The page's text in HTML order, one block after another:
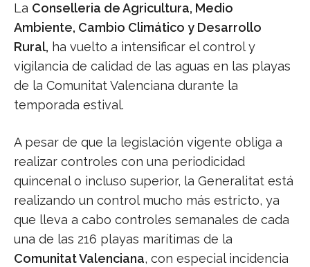
La Conselleria de Agricultura, Medio
Ambiente, Cambio Climático y Desarrollo
Rural, ha vuelto a intensificar el control y
vigilancia de calidad de las aguas en las playas
de la Comunitat Valenciana durante la
temporada estival.
A pesar de que la legislación vigente obliga a
realizar controles con una periodicidad
quincenal o incluso superior, la Generalitat está
realizando un control mucho más estricto, ya
que lleva a cabo controles semanales de cada
una de las 216 playas marítimas de la
Comunitat Valenciana, con especial incidencia